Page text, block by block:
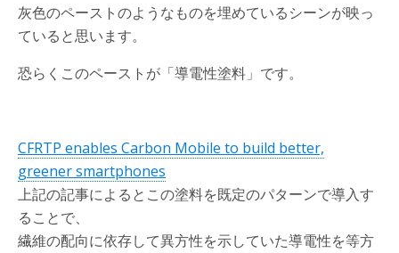
灰色のペーストのようなものを埋めているシーンが映っ
ていると思います。
恐らくこのペーストが「導電性塗料」です。
CFRTP enables Carbon Mobile to build better,
greener smartphones
上記の記事によるとこの塗料を既定のパターンで導入す
ることで、
繊維の配向に依存して異方性を示していた導電性を等方